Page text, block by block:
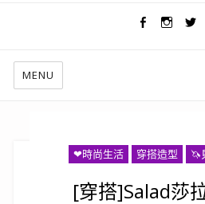
MENU
❤時尚生活 穿搭造型 🦄️
[穿搭]Salad莎